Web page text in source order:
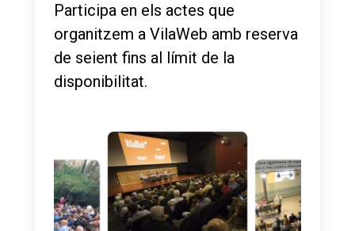
Participa en els actes que
organitzem a VilaWeb amb reserva
de seient fins al límit de la
disponibilitat.